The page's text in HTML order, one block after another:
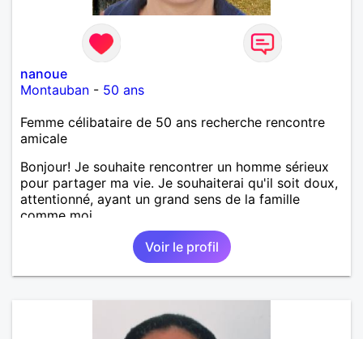
nanoue
Montauban - 50 ans
Femme célibataire de 50 ans recherche rencontre
amicale
Bonjour! Je souhaite rencontrer un homme sérieux
pour partager ma vie. Je souhaiterai qu'il soit doux,
attentionné, ayant un grand sens de la famille
comme moi.
Voir le profil